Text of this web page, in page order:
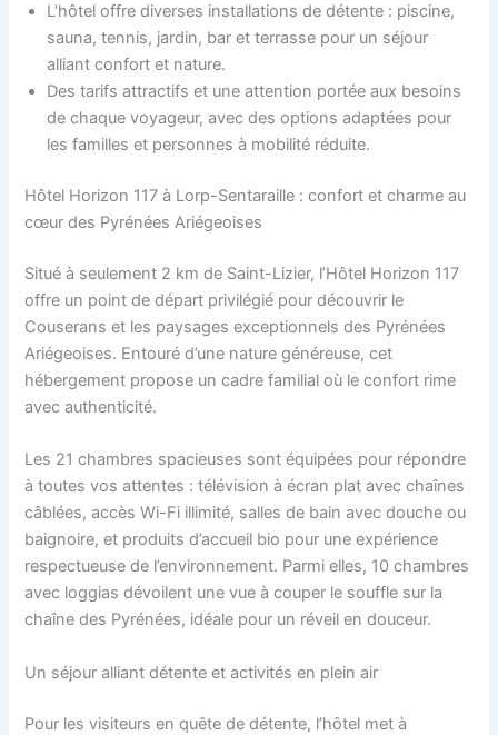
L’hôtel offre diverses installations de détente : piscine,
sauna, tennis, jardin, bar et terrasse pour un séjour
alliant confort et nature.
Des tarifs attractifs et une attention portée aux besoins
de chaque voyageur, avec des options adaptées pour
les familles et personnes à mobilité réduite.
Hôtel Horizon 117 à Lorp-Sentaraille : confort et charme au
cœur des Pyrénées Ariégeoises
Situé à seulement 2 km de Saint-Lizier, l’Hôtel Horizon 117
offre un point de départ privilégié pour découvrir le
Couserans et les paysages exceptionnels des Pyrénées
Ariégeoises. Entouré d’une nature généreuse, cet
hébergement propose un cadre familial où le confort rime
avec authenticité.
Les 21 chambres spacieuses sont équipées pour répondre
à toutes vos attentes : télévision à écran plat avec chaînes
câblées, accès Wi-Fi illimité, salles de bain avec douche ou
baignoire, et produits d’accueil bio pour une expérience
respectueuse de l’environnement. Parmi elles, 10 chambres
avec loggias dévoilent une vue à couper le souffle sur la
chaîne des Pyrénées, idéale pour un réveil en douceur.
Un séjour alliant détente et activités en plein air
Pour les visiteurs en quête de détente, l’hôtel met à